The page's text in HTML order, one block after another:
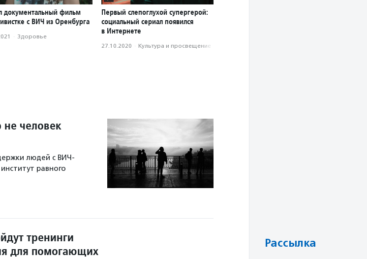
документальный фильм
с ВИЧ из Оренбурга
· Здоровье
Первый слепоглухой супергерой:
социальный сериал появился
в Интернете
27.10.2020 · Культура и просвещение
не человек
людей с ВИЧ-
равного
тренинги
для помогающих
Рассылка